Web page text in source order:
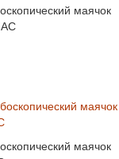
маячок
маячок